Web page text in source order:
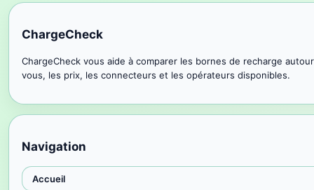
ChargeCheck
ChargeCheck vous aide à comparer les bornes de recharge
vous, les prix, les connecteurs et les opérateurs disponibles.
Navigation
Accueil